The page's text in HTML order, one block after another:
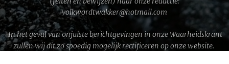
volkwordtwakker@hotmail.com
In het geval van onjuiste berichtgevingen in onze Waarheidskrant
zullen wij dit zo spoedig mogelijk rectificeren op onze website.